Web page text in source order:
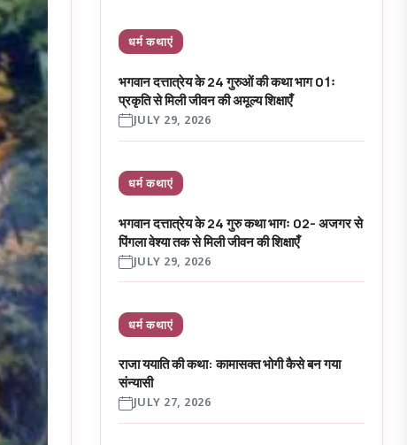
धर्म कथाएं
भगवान दत्तात्रेय के 24 गुरुओं की कथा भाग 01ः
प्रकृति से मिली जीवन की अमूल्य शिक्षाएँ
JULY 29, 2026
धर्म कथाएं
भगवान दत्तात्रेय के 24 गुरु कथा भागः 02- अजगर से
पिंगला वेश्या तक से मिली जीवन की शिक्षाएँ
JULY 29, 2026
धर्म कथाएं
राजा ययाति की कथा: कामासक्त भोगी कैसे बन गया
संन्यासी
JULY 27, 2026